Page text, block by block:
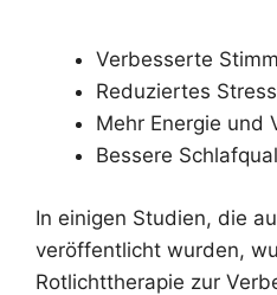
Verbesserte
Reduziertes
Mehr Energie und
Bessere
In einigen Studien, die
veröffentlicht wurden,
Rotlichttherapie zur